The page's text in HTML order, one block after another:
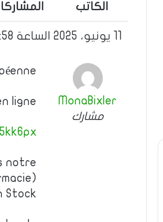
الكاتب
MonaBixler
مشارك
ligne
notre
Stock!